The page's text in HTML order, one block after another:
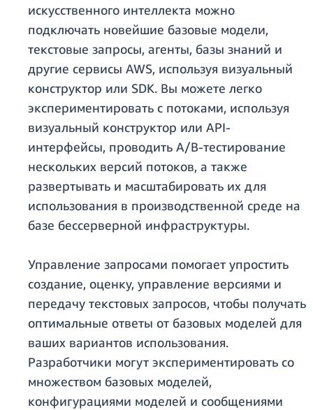
искусственного интеллекта можно
подключать новейшие базовые модели,
текстовые запросы, агенты, базы знаний и
другие сервисы AWS, используя визуальный
конструктор или SDK. Вы можете легко
экспериментировать с потоками, используя
визуальный конструктор или API-
интерфейсы, проводить A/B-тестирование
нескольких версий потоков, а также
развертывать и масштабировать их для
использования в производственной среде на
базе бессерверной инфраструктуры.
Управление запросами помогает упростить
создание, оценку, управление версиями и
передачу текстовых запросов, чтобы получать
оптимальные ответы от базовых моделей для
ваших вариантов использования.
Разработчики могут экспериментировать со
множеством базовых моделей,
конфигурациями моделей и сообщениями